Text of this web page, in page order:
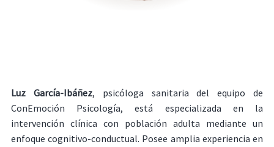
Luz García-Ibáñez, psicóloga sanitaria del equipo de
ConEmoción Psicología, está especializada en la
intervención clínica con población adulta mediante un
enfoque cognitivo-conductual. Posee amplia experiencia en